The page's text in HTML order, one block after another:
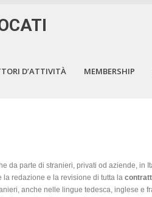
D’ATTIVITÀ MEMBERSHIP
da parte di stranieri, privati od aziende, in
la redazione e la revisione di tutta la
anche nelle lingue tedesca, inglese e